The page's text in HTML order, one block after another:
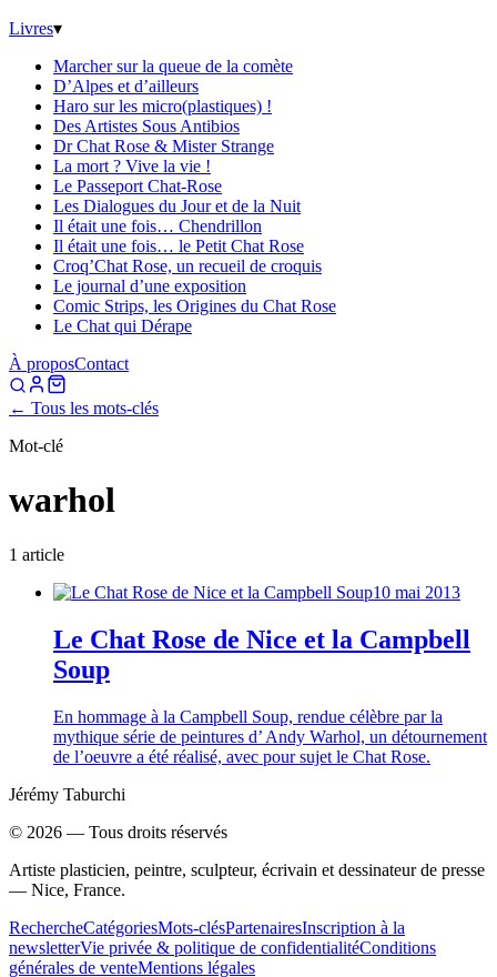
Livres▾
Marcher sur la queue de la comète
D’Alpes et d’ailleurs
Haro sur les micro(plastiques) !
Des Artistes Sous Antibios
Dr Chat Rose & Mister Strange
La mort ? Vive la vie !
Le Passeport Chat-Rose
Les Dialogues du Jour et de la Nuit
Il était une fois… Chendrillon
Il était une fois… le Petit Chat Rose
Croq’Chat Rose, un recueil de croquis
Le journal d’une exposition
Comic Strips, les Origines du Chat Rose
Le Chat qui Dérape
À proposContact
← Tous les mots-clés
Mot-clé
warhol
1 article
10 mai 2013
Le Chat Rose de Nice et la Campbell
Soup
En hommage à la Campbell Soup, rendue célèbre par la
mythique série de peintures d’ Andy Warhol, un détournement
de l’oeuvre a été réalisé, avec pour sujet le Chat Rose.
Jérémy Taburchi
© 2026 — Tous droits réservés
Artiste plasticien, peintre, sculpteur, écrivain et dessinateur de presse
— Nice, France.
RechercheCatégoriesMots-clésPartenairesInscription à la
newsletterVie privée & politique de confidentialitéConditions
générales de venteMentions légales